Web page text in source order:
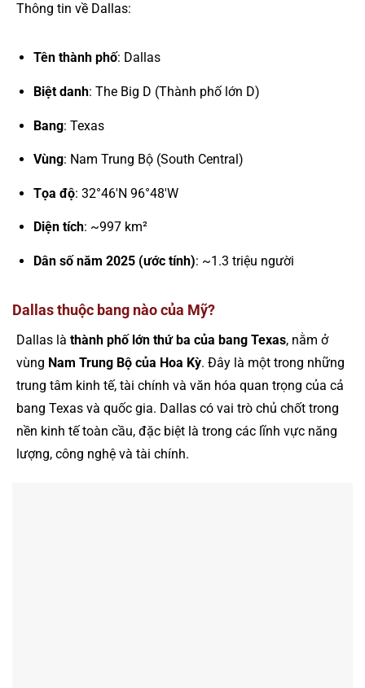
Thông tin về Dallas:
Tên thành phố: Dallas
Biệt danh: The Big D (Thành phố lớn D)
Bang: Texas
Vùng: Nam Trung Bộ (South Central)
Tọa độ: 32°46′N 96°48′W
Diện tích: ~997 km²
Dân số năm 2025 (ước tính): ~1.3 triệu người
Dallas thuộc bang nào của Mỹ?
Dallas là thành phố lớn thứ ba của bang Texas, nằm ở
vùng Nam Trung Bộ của Hoa Kỳ. Đây là một trong những
trung tâm kinh tế, tài chính và văn hóa quan trọng của cả
bang Texas và quốc gia. Dallas có vai trò chủ chốt trong
nền kinh tế toàn cầu, đặc biệt là trong các lĩnh vực năng
lượng, công nghệ và tài chính.